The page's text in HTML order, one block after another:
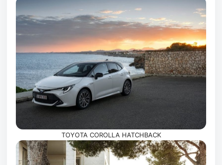
TOYOTA COROLLA HATCHBACK